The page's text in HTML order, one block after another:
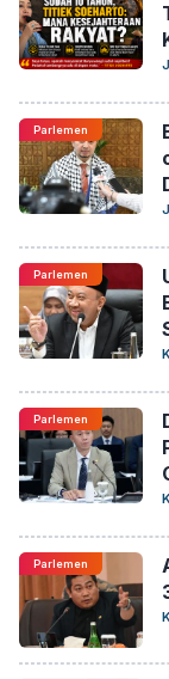
Parlemen
Parlemen
Parlemen
Parlemen